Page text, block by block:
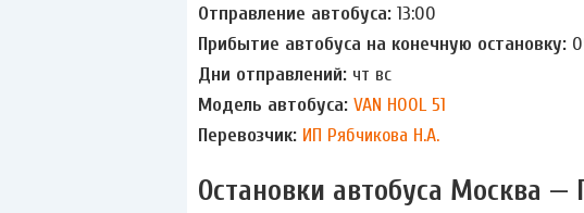
Отправление автобуса: 13:00
Прибытие автобуса на конечную остановку:
Дни отправлений: чт вс
Модель автобуса: VAN HOOL 51
Перевозчик: ИП Рябчикова Н.А.
Остановки автобуса Москва